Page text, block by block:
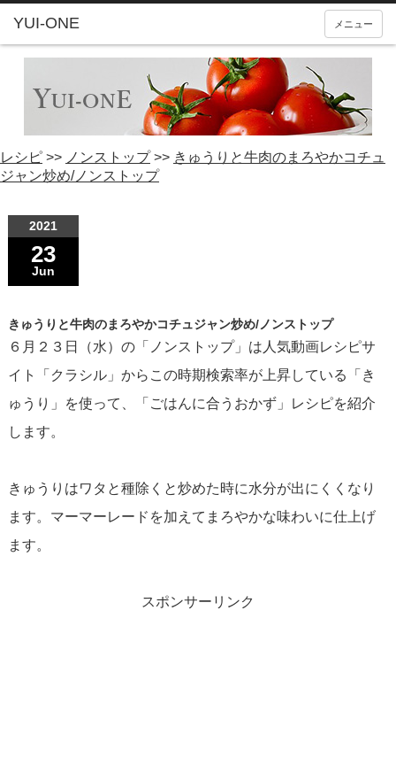
YUI-ONE メニュー
レシピ >> ノンストップ>> きゅうりと牛肉のまろやかコチュ
ジャン炒め/ノンストップ
2021
23
Jun
きゅうりと牛肉のまろやかコチュジャン炒め/ノンストップ
６月２３日（水）の「ノンストップ」は人気動画レシピサ
イト「クラシル」からこの時期検索率が上昇している「き
ゅうり」を使って、「ごはんに合うおかず」レシピを紹介
します。
きゅうりはワタと種除くと炒めた時に水分が出にくくなり
ます。マーマーレードを加えてまろやかな味わいに仕上げ
ます。
スポンサーリンク